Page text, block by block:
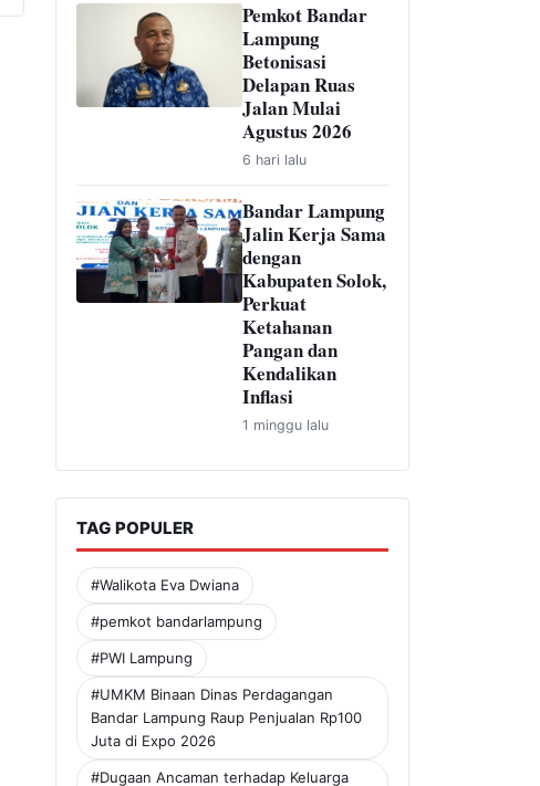
Pemkot Bandar
Lampung
Betonisasi
Delapan Ruas
Jalan Mulai
Agustus 2026
6 hari lalu
Bandar Lampung
Jalin Kerja Sama
dengan
Kabupaten Solok,
Perkuat
Ketahanan
Pangan dan
Kendalikan
Inflasi
1 minggu lalu
TAG POPULER
#Walikota Eva Dwiana
#pemkot bandarlampung
#PWI Lampung
#UMKM Binaan Dinas Perdagangan
Bandar Lampung Raup Penjualan Rp100
Juta di Expo 2026
#Dugaan Ancaman terhadap Keluarga